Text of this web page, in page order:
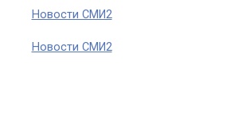
Новости СМИ2
Новости СМИ2